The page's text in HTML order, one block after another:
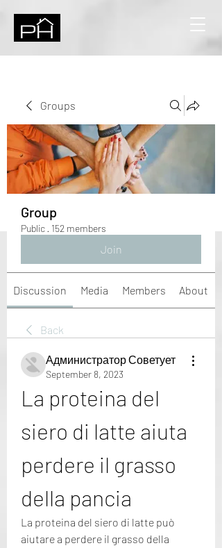
Groups
Group
Public · 152 members
Join
Discussion Media Members About
Back
Администратор Советует
September 8, 2023
La proteina del
siero di latte aiuta
perdere il grasso
della pancia
La proteina del siero di latte può
aiutare a perdere il grasso della